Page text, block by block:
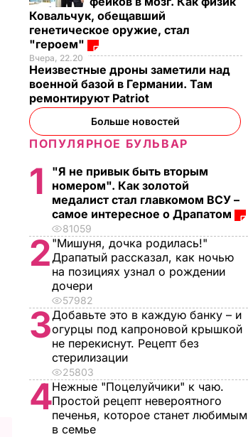
Ковальчук, обещавший
генетическое оружие, стал
"героем"
Вчера, 22.20
Неизвестные дроны заметили над
военной базой в Германии. Там
ремонтируют Patriot
Больше новостей
ПОПУЛЯРНОЕ БУЛЬВАР
1
"Я не привык быть вторым
номером". Как золотой
медалист стал главкомом ВСУ –
самое интересное о Драпатом
81059
2 "Мишуня, дочка родилась!"
Драпатый рассказал, как ночью
на позициях узнал о рождении
дочери
57982
3Добавьте это в каждую банку – и
огурцы под капроновой крышкой
не перекиснут. Рецепт без
стерилизации
25803
4Нежные "Поцелуйчики" к чаю.
Простой рецепт невероятного
печенья, которое станет любимым
в семье